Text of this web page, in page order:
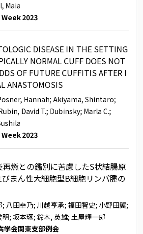
Maia
2023
DISEASE IN THE SETTING
NORMAL CUFF DOES NOT
OF FUTURE CUFFITIS AFTER I
ANASTOMOSIS
Hannah; Akiyama, Shintaro;
David T.; Dubinsky; Marla C.;
2023
燃との鑑別に苦慮したS状結腸原
まん性大細胞型B細胞リンパ腫の
; 八田幸乃; 川越亨承; 福田智史; 小野田翼;
明; 坂本琢; 鈴木, 英雄; 土屋輝一郎
学会関東支部例会